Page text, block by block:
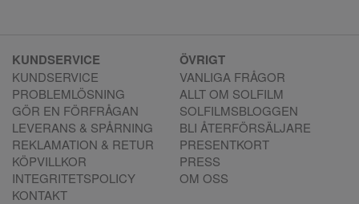
KUNDSERVICE
KUNDSERVICE
PROBLEMLÖSNING
GÖR EN FÖRFRÅGAN
LEVERANS & SPÅRNING
REKLAMATION & RETUR
KÖPVILLKOR
INTEGRITETSPOLICY
KONTAKT
ÖVRIGT
VANLIGA FRÅGOR
ALLT OM SOLFILM
SOLFILMSBLOGGEN
BLI ÅTERFÖRSÄLJARE
PRESENTKORT
PRESS
OM OSS